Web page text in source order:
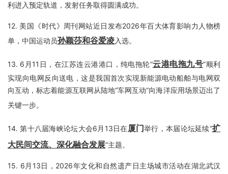
利进入预定轨道，发射任务取得圆满成功。
12. 美国《时代》周刊网站近日发布2026年百大体育影响力人物榜
单，中国运动员孙颖莎和谷爱凌入选。
13. 6月11日，在江苏连云港港口，纯电拖轮“云港电拖九号”顺利
实现向电网反向送电，这是我国首次实现新能源电动船舶与电网双
向互动，标志着能源互联网从陆地“车网互动”向海洋应用场景迈出了
关键一步。
14.第十八届海峡论坛大会6月13日在厦门举行，本届论坛延续“扩
大民间交流、深化融合发展”主题。
15. 6月13日，2026年文化和自然遗产日主场城市活动在湖北武汉